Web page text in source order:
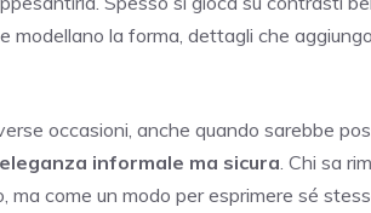
la forma, dettagli che
occasioni, anche quando sarebbe
eleganza informale ma sicura . Chi sa
ma come un modo per esprimere sé